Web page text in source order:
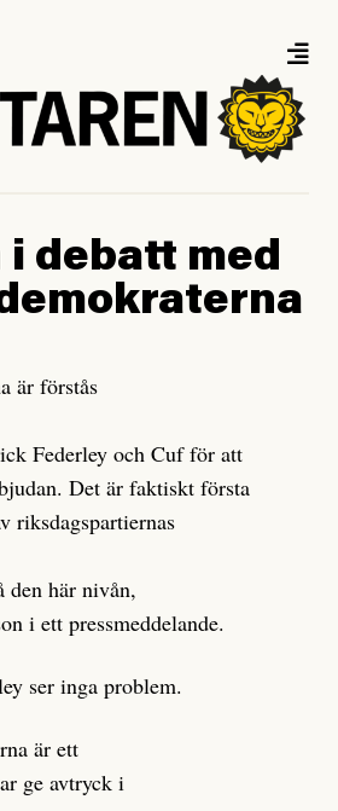
i debatt med
är förstås
Federley och Cuf för att
Det är faktiskt första
riksdagspartiernas
här nivån,
i ett pressmeddelande.
ser inga problem.
är ett
ge avtryck i